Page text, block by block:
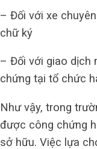
– Đối với xe
chữ ký
– Đối với giao dịch
chứng tại tổ chức
Như vậy, trong
được công chứng
sở hữu. Việc lựa